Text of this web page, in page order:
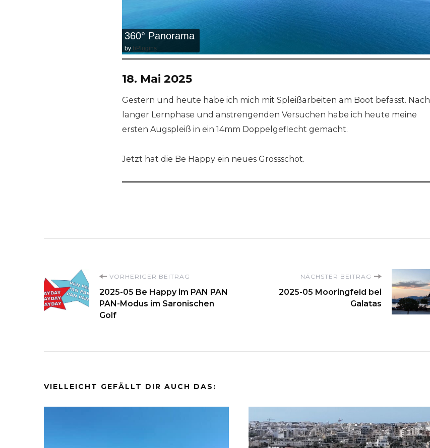
360° Panorama
by bPlugins
18. Mai 2025
Gestern und heute habe ich mich mit Spleißarbeiten am Boot befasst. Nach
langer Lernphase und anstrengenden Versuchen habe ich heute meine
ersten Augspleiß in ein 14mm Doppelgeflecht gemacht.
Jetzt hat die Be Happy ein neues Grossschot.
Beitragsnavigation
VORHERIGER BEITRAG
2025-05 Be Happy im PAN PAN
PAN-Modus im Saronischen
Golf
NÄCHSTER BEITRAG
2025-05 Mooringfeld bei
Galatas
VIELLEICHT GEFÄLLT DIR AUCH DAS: